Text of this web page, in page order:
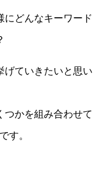
にどんなキーワード
げていきたいと思い
つかを組み合わせて
す。